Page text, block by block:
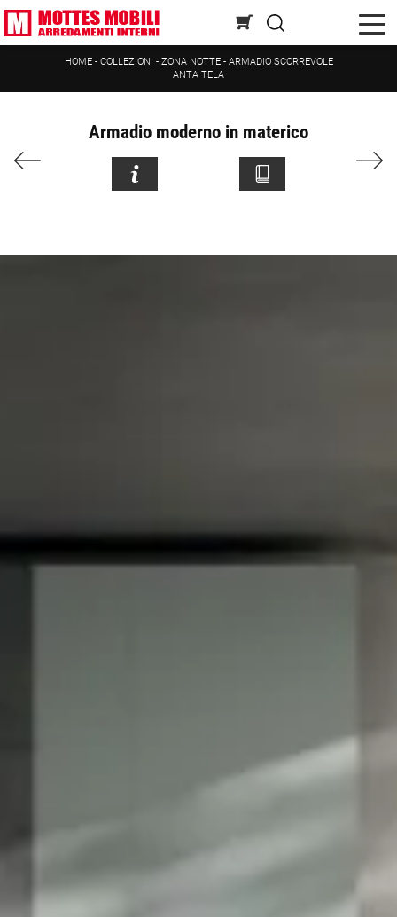
HOME- COLLEZIONI - ZONA NOTTE - ARMADIO SCORREVOLE
ANTA TELA
Armadio moderno in materico